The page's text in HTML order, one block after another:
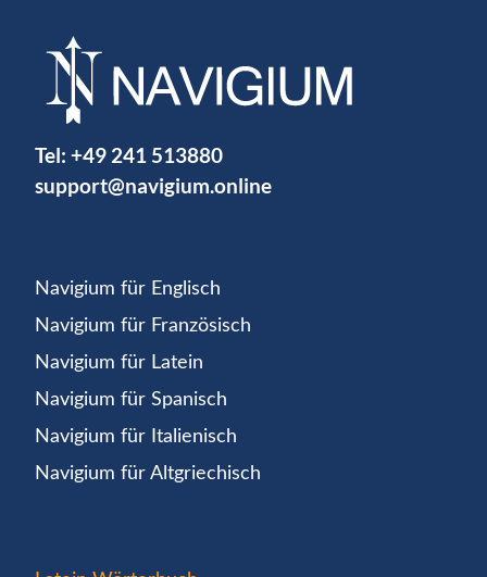
Tel: +49 241 513880
support@navigium.online
Navigium für Englisch
Navigium für Französisch
Navigium für Latein
Navigium für Spanisch
Navigium für Italienisch
Navigium für Altgriechisch